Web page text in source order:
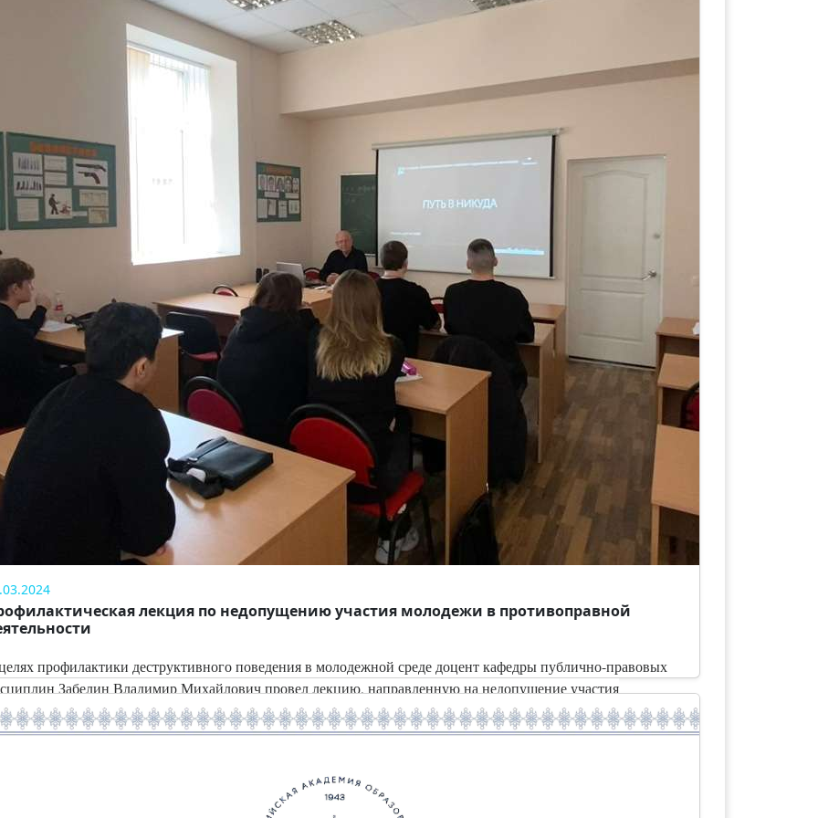
лекция по недопущению участия молодежи в противоправной
профилактики деструктивного поведения в молодежной среде доцент кафедры публично-правовых
Забелин Владимир Михайлович провел лекцию, направленную на недопущение участия
в противоправной деятельности.